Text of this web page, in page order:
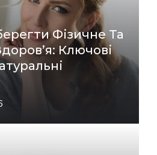
Фізичне Та
Ключові